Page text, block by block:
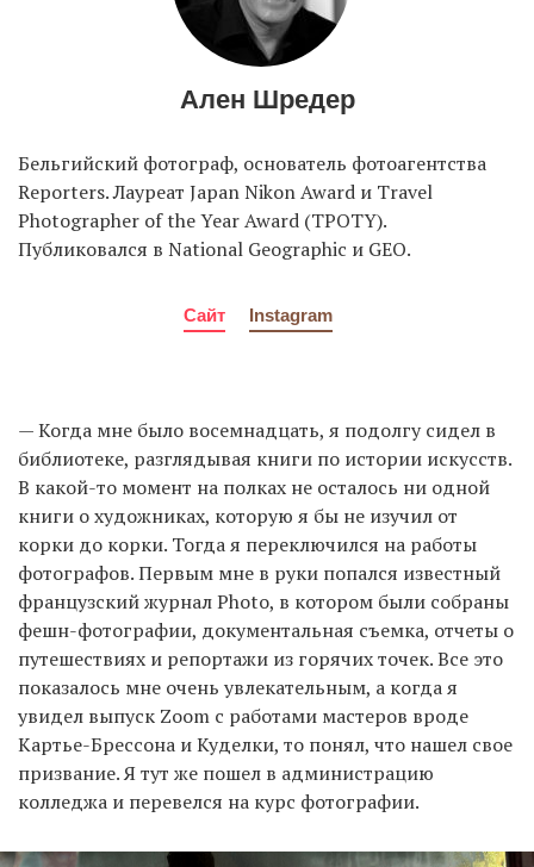
Ален Шредер
Бельгийский фотограф, основатель фотоагентства
Reporters. Лауреат Japan Nikon Award и Travel
Photographer of the Year Award (TPOTY).
Публиковался в National Geographic и GEO.
Сайт Instagram
— Когда мне было восемнадцать, я подолгу сидел в
библиотеке, разглядывая книги по истории искусств.
В какой-то момент на полках не осталось ни одной
книги о художниках, которую я бы не изучил от
корки до корки. Тогда я переключился на работы
фотографов. Первым мне в руки попался известный
французский журнал Photo, в котором были собраны
фешн-фотографии, документальная съемка, отчеты о
путешествиях и репортажи из горячих точек. Все это
показалось мне очень увлекательным, а когда я
увидел выпуск Zoom с работами мастеров вроде
Картье-Брессона и Куделки, то понял, что нашел свое
призвание. Я тут же пошел в администрацию
колледжа и перевелся на курс фотографии.